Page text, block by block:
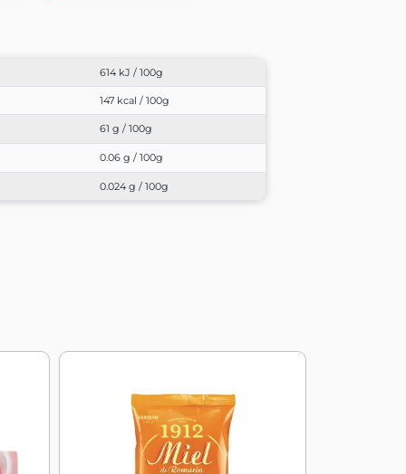
614 kJ / 100g
147 kcal / 100g
61 g / 100g
0.06 g / 100g
0.024 g / 100g